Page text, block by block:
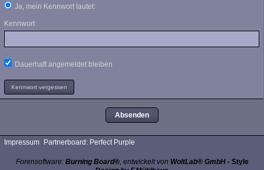
Ja, mein Kennwort lautet:
Kennwort
Dauerhaft angemeldet bleiben
Kennwort vergessen
Impressum Partnerboard: Perfect Purple
Forensoftware: Burning Board®, entwickelt von WoltLab® GmbH